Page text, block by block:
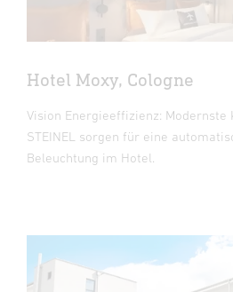
Hotel Moxy, Cologne
Vision Energieeffizienz: Modernste
STEINEL sorgen für eine
Beleuchtung im Hotel.